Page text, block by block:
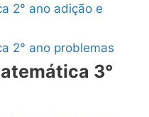
2° ano adição e
2° ano problemas
3°